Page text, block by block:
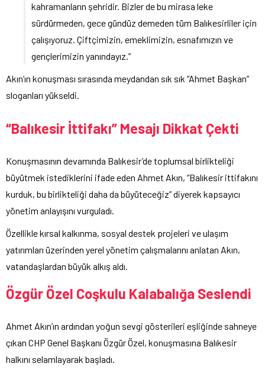
kahramanların şehridir. Bizler de bu mirasa leke
sürdürmeden, gece gündüz demeden tüm Balıkesirliler için
çalışıyoruz. Çiftçimizin, emeklimizin, esnafımızın ve
gençlerimizin yanındayız.”
Akın’ın konuşması sırasında meydandan sık sık “Ahmet Başkan”
sloganları yükseldi.
“Balıkesir İttifakı” Mesajı Dikkat Çekti
Konuşmasının devamında Balıkesir’de toplumsal birlikteliği
büyütmek istediklerini ifade eden Ahmet Akın, “Balıkesir ittifakını
kurduk, bu birlikteliği daha da büyüteceğiz” diyerek kapsayıcı
yönetim anlayışını vurguladı.
Özellikle kırsal kalkınma, sosyal destek projeleri ve ulaşım
yatırımları üzerinden yerel yönetim çalışmalarını anlatan Akın,
vatandaşlardan büyük alkış aldı.
Özgür Özel Coşkulu Kalabalığa Seslendi
Ahmet Akın’ın ardından yoğun sevgi gösterileri eşliğinde sahneye
çıkan CHP Genel Başkanı Özgür Özel, konuşmasına Balıkesir
halkını selamlayarak başladı.